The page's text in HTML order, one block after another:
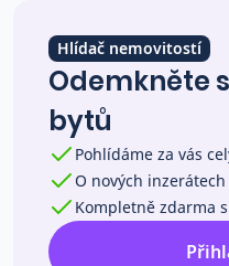
Hlídač nemovitostí
Odemkněte
bytů
Pohlídáme za vás
O nových
Kompletně zdarma